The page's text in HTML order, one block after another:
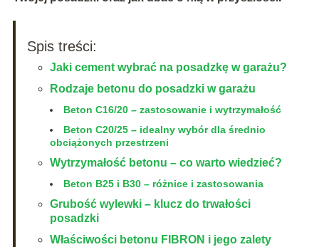
Spis treści:
Jaki cement wybrać na posadzkę w garażu?
Rodzaje betonu do posadzki w garażu
Beton C16/20 – zastosowanie i wytrzymałość
Beton C20/25 – idealny wybór dla średnio
obciążonych przestrzeni
Wytrzymałość betonu – co warto wiedzieć?
Beton B25 i B30 – różnice i zastosowania
Grubość wylewki – klucz do trwałości
posadzki
Właściwości betonu FIBRON i jego zalety